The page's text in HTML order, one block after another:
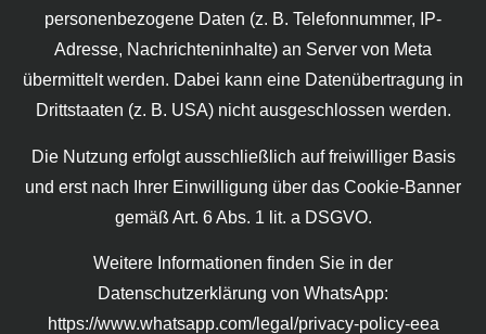
personenbezogene Daten (z. B. Telefonnummer, IP-
Adresse, Nachrichteninhalte) an Server von Meta
übermittelt werden. Dabei kann eine Datenübertragung in
Drittstaaten (z. B. USA) nicht ausgeschlossen werden.
Die Nutzung erfolgt ausschließlich auf freiwilliger Basis
und erst nach Ihrer Einwilligung über das Cookie-Banner
gemäß Art. 6 Abs. 1 lit. a DSGVO.
Weitere Informationen finden Sie in der
Datenschutzerklärung von WhatsApp:
https://www.whatsapp.com/legal/privacy-policy-eea